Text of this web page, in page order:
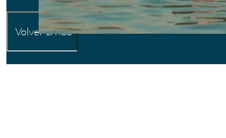
Volver arriba